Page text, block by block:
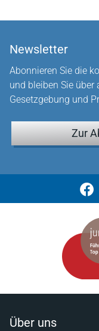
Newsletter
Abonnieren Sie die
und bleiben Sie über
Gesetzgebung und
Zur
Über uns